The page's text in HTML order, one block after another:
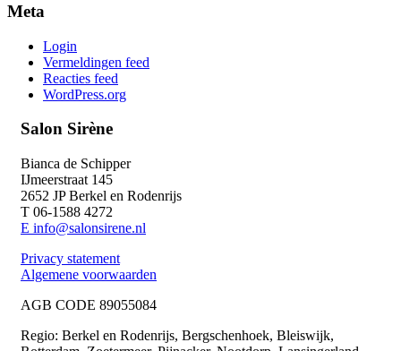
Meta
Login
Vermeldingen feed
Reacties feed
WordPress.org
Salon Sirène
Bianca de Schipper
IJmeerstraat 145
2652 JP Berkel en Rodenrijs
T 06-1588 4272
E info@salonsirene.nl
Privacy statement
Algemene voorwaarden
AGB CODE 89055084
Regio: Berkel en Rodenrijs, Bergschenhoek, Bleiswijk,